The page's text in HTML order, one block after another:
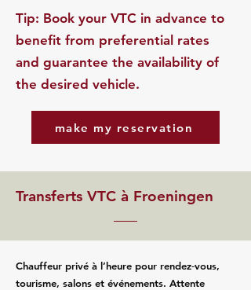
​Tip: Book your VTC in advance to
benefit from preferential rates
and guarantee the availability of
the desired vehicle.
make my reservation
Transferts VTC à Froeningen
Chauffeur privé à l’heure pour rendez‑vous,
tourisme, salons et événements. Attente